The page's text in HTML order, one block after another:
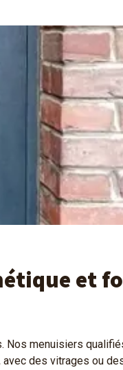
et
Nos menuisiers
des vitrages ou